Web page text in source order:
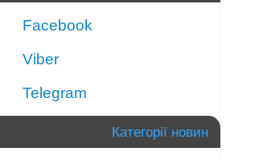
Facebook
Viber
Telegram
Категорії новин